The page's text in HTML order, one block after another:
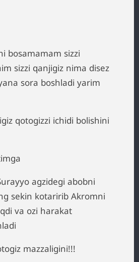
bosamamam sizzi
sizzi qanjigiz nima disez
sora boshladi yarim
qotogizzi ichidi bolishini
agzidegi abobni
sekin kotaririb Akromni
va ozi harakat
mazzaligini!!!